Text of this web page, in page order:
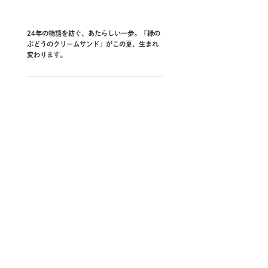
24年の物語を紡ぐ、あたらしい一歩。「緑の
ぶどうのクリームサンド」がこの夏、生まれ
変わります。